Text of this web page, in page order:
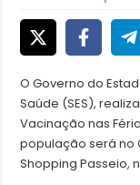
O Governo do
Saúde (SES),
Vacinação nas
população será no
Shopping Passeio,